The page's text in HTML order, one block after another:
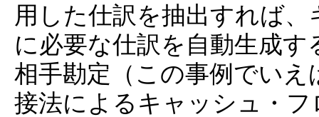
用した仕訳を抽出すれば
に必要な仕訳を自動生成
相手勘定（この事例でい
接法によるキャッシュ・